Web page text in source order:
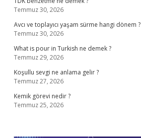
Temmuz 30, 2026
Avcı ve toplayıcı yaşam sürme hangi dönem ?
Temmuz 30, 2026
What is pour in Turkish ne demek ?
Temmuz 29, 2026
Koşullu sevgi ne anlama gelir ?
Temmuz 27, 2026
Kemik görevi nedir ?
Temmuz 25, 2026